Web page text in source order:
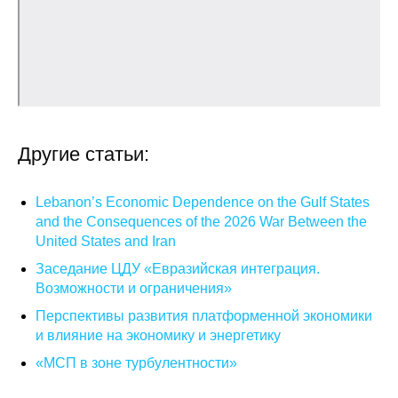
Краткосрочный прогноз
Оценка индекса промышленного
производства
Российская Система Климатического
Мониторинга
Центр «Климатическая политика и
экономика России»
Другие статьи:
Lebanon’s Economic Dependence on the Gulf States
and the Consequences of the 2026 War Between the
United States and Iran
Заседание ЦДУ «Евразийская интеграция.
Возможности и ограничения»
Перспективы развития платформенной экономики
и влияние на экономику и энергетику
«МСП в зоне турбулентности»